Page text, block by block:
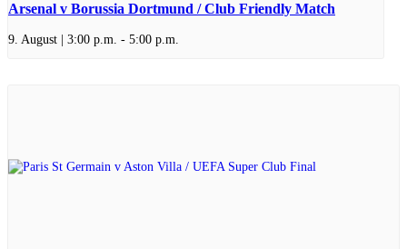
Arsenal v Borussia Dortmund / Club Friendly Match
9. August | 3:00 p.m. - 5:00 p.m.